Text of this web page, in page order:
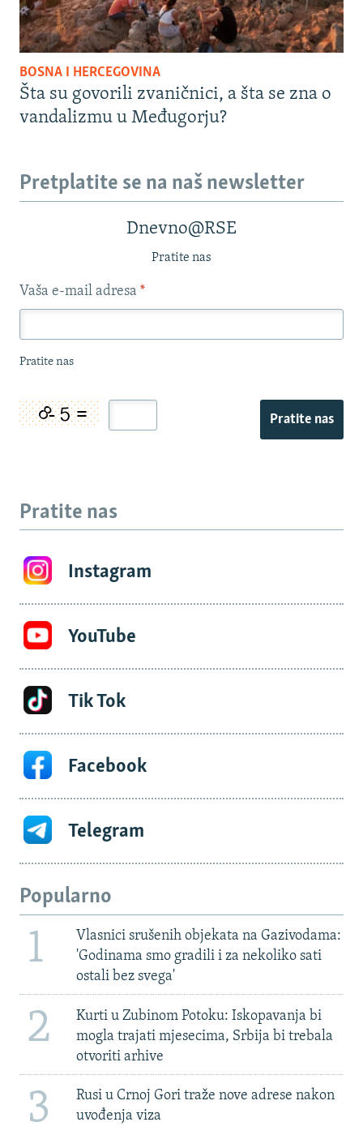
BOSNA I HERCEGOVINA
Šta su govorili zvaničnici, a šta se zna o
vandalizmu u Međugorju?
Pretplatite se na naš newsletter
Dnevno@RSE
Pratite nas
Vaša e-mail adresa *
Pratite nas
Pratite nas
Pratite nas
Instagram
YouTube
Tik Tok
Facebook
Telegram
Popularno
1
Vlasnici srušenih objekata na Gazivodama:
'Godinama smo gradili i za nekoliko sati
ostali bez svega'
2
Kurti u Zubinom Potoku: Iskopavanja bi
mogla trajati mjesecima, Srbija bi trebala
otvoriti arhive
3
Rusi u Crnoj Gori traže nove adrese nakon
uvođenja viza